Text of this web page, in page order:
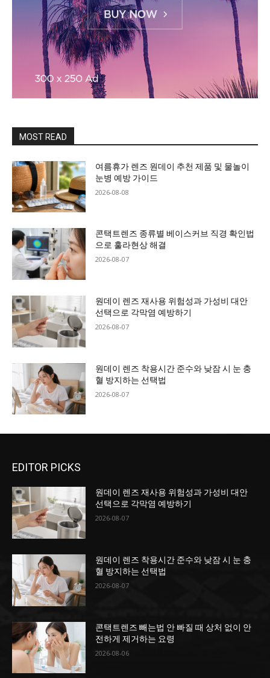
MOST READ
여름휴가 렌즈 원데이 추천 제품 및 물놀이
눈병 예방 가이드
2026-08-08
콘택트렌즈 종류별 베이스커브 직경 확인법
으로 훌라현상 해결
2026-08-07
원데이 렌즈 재사용 위험성과 가성비 대안
선택으로 각막염 예방하기
2026-08-07
원데이 렌즈 착용시간 준수와 낮잠 시 눈 충
혈 방지하는 선택법
2026-08-07
EDITOR PICKS
원데이 렌즈 재사용 위험성과 가성비 대안
선택으로 각막염 예방하기
2026-08-07
원데이 렌즈 착용시간 준수와 낮잠 시 눈 충
혈 방지하는 선택법
2026-08-07
콘택트렌즈 빼는법 안 빠질 때 상처 없이 안
전하게 제거하는 요령
2026-08-06